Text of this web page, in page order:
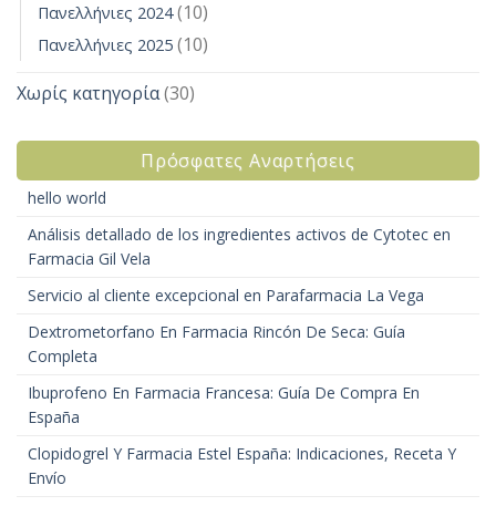
Πανελλήνιες 2024(10)
Πανελλήνιες 2025 (10)
Χωρίς κατηγορία(30)
Πρόσφατες Αναρτήσεις
hello world
Análisis detallado de los ingredientes activos de Cytotec en
Farmacia Gil Vela
Servicio al cliente excepcional en Parafarmacia La Vega
Dextrometorfano En Farmacia Rincón De Seca: Guía
Completa
Ibuprofeno En Farmacia Francesa: Guía De Compra En
España
Clopidogrel Y Farmacia Estel España: Indicaciones, Receta Y
Envío